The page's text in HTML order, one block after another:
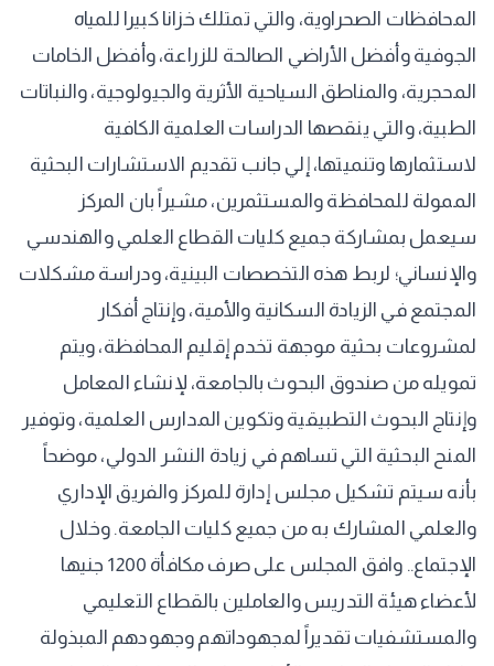
المحافظات الصحراوية، والتي تمتلك خزانا كبيرا للمياه
الجوفية وأفضل الأراضي الصالحة للزراعة، وأفضل الخامات
المحجرية، والمناطق السياحية الأثرية والجيولوجية، والنباتات
الطبية، والتي ينقصها الدراسات العلمية الكافية
لاستثمارها وتنميتها، إلي جانب تقديم الاستشارات البحثية
الممولة للمحافظة والمستثمرين، مشيراً بان المركز
سيعمل بمشاركة جميع كليات القطاع العلمي والهندسي
والإنساني؛ لربط هذه التخصصات البينية، ودراسة مشكلات
المجتمع في الزيادة السكانية والأمية، وإنتاج أفكار
لمشروعات بحثية موجهة تخدم إقليم المحافظة، ويتم
تمويله من صندوق البحوث بالجامعة، لإنشاء المعامل
وإنتاج البحوث التطبيقية وتكوين المدارس العلمية، وتوفير
المنح البحثية التي تساهم في زيادة النشر الدولي، موضحاً
بأنه سيتم تشكيل مجلس إدارة للمركز والفريق الإداري
والعلمي المشارك به من جميع كليات الجامعة. وخلال
الإجتماع.. وافق المجلس على صرف مكافأة 1200 جنيها
لأعضاء هيئة التدريس والعاملين بالقطاع التعليمي
والمستشفيات تقديراً لمجهوداتهم وجهودهم المبذولة